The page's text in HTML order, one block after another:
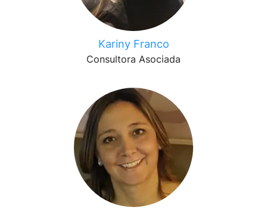
Kariny Franco
Consultora Asociada